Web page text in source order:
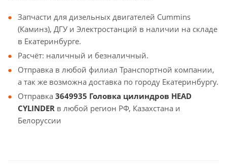
Запчасти для дизельных двигателей Cummins
(Каминз), ДГУ и Электростанций в наличии на складе
в Екатеринбурге.
Расчёт: наличный и безналичный.
Отправка в любой филиал Транспортной компании,
а так же возможна доставка по городу Екатеринбургу.
Отправка 3649935 Головка цилиндров HEAD
CYLINDER в любой регион РФ, Казахстана и
Белоруссии